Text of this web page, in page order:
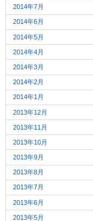
2014年7月
2014年6月
2014年5月
2014年4月
2014年3月
2014年2月
2014年1月
2013年12月
2013年11月
2013年10月
2013年9月
2013年8月
2013年7月
2013年6月
2013年5月